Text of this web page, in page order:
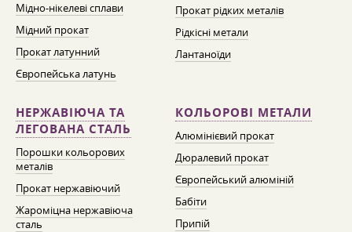
Мідно-нікелеві сплави
Мідний прокат
Прокат латунний
Європейська латунь
Прокат рідких металів
Рідкісні метали
Лантаноїди
НЕРЖАВІЮЧА ТА
ЛЕГОВАНА СТАЛЬ
Порошки кольорових
металів
Прокат нержавіючий
Жароміцна нержавіюча
сталь
КОЛЬОРОВІ МЕТАЛИ
Алюмінієвий прокат
Дюралевий прокат
Європейський алюміній
Бабіти
Припій